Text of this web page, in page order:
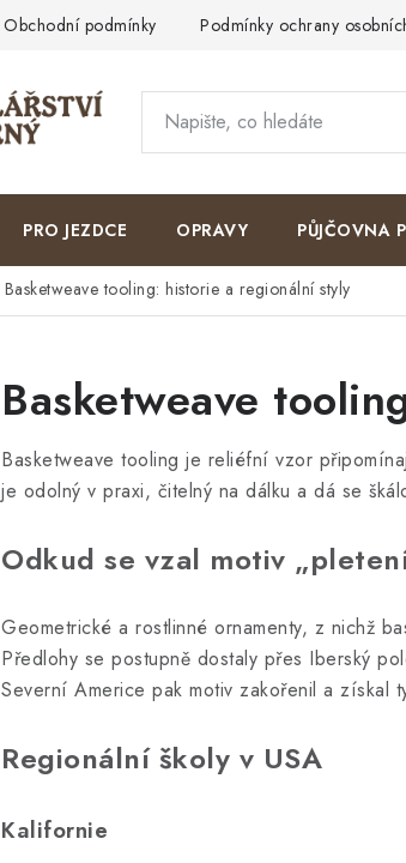
Obchodní podmínky Podmínky ochrany
PRO JEZDCE OPRAVY PŮJČOVNA
Basketweave tooling: historie a regionální styly
Basketweave
Basketweave tooling je reliéfní vzor
je odolný v praxi, čitelný na dálku a dá se
Odkud se vzal motiv
Geometrické a rostlinné ornamenty, z nichž
Předlohy se postupně dostaly přes Iberský
Severní Americe pak motiv zakořenil a získal
Regionální školy v USA
Kalifornie